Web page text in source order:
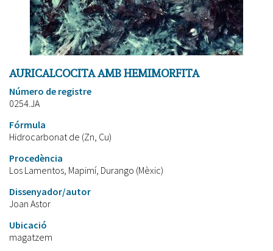
AURICALCOCITA AMB HEMIMORFITA
Número de registre
0254.JA
Fórmula
Hidrocarbonat de (Zn, Cu)
Procedència
Los Lamentos, Mapimí, Durango (Mèxic)
Dissenyador/autor
Joan Astor
Ubicació
magatzem